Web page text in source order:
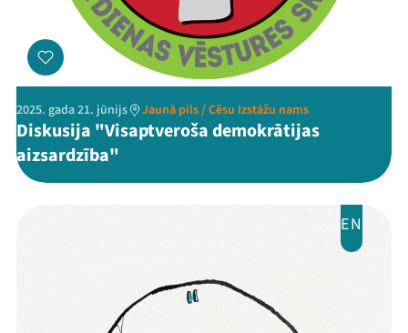
2025. gada 21. jūnijs Jaunā pils / Cēsu Izstāžu nams
Diskusija "Visaptveroša demokrātijas
aizsardzība"
EN